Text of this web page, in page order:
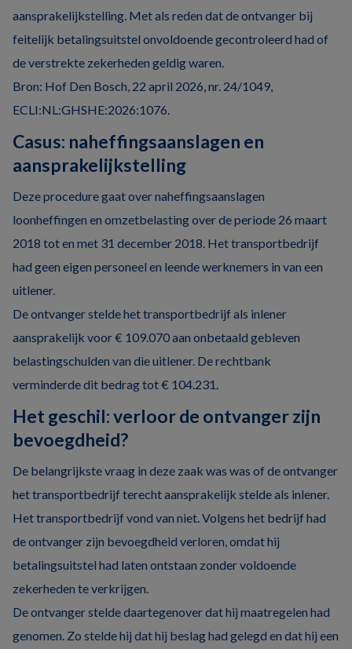
aansprakelijkstelling. Met als reden dat de ontvanger bij
feitelijk betalingsuitstel onvoldoende gecontroleerd had of
de verstrekte zekerheden geldig waren.
Bron: Hof Den Bosch, 22 april 2026, nr. 24/1049,
ECLI:NL:GHSHE:2026:1076.
Casus: naheffingsaanslagen en
aansprakelijkstelling
Deze procedure gaat over naheffingsaanslagen
loonheffingen en omzetbelasting over de periode 26 maart
2018 tot en met 31 december 2018. Het transportbedrijf
had geen eigen personeel en leende werknemers in van een
uitlener.
De ontvanger stelde het transportbedrijf als inlener
aansprakelijk voor € 109.070 aan onbetaald gebleven
belastingschulden van die uitlener. De rechtbank
verminderde dit bedrag tot € 104.231.
Het geschil: verloor de ontvanger zijn
bevoegdheid?
De belangrijkste vraag in deze zaak was was of de ontvanger
het transportbedrijf terecht aansprakelijk stelde als inlener.
Het transportbedrijf vond van niet. Volgens het bedrijf had
de ontvanger zijn bevoegdheid verloren, omdat hij
betalingsuitstel had laten ontstaan zonder voldoende
zekerheden te verkrijgen.
De ontvanger stelde daartegenover dat hij maatregelen had
genomen. Zo stelde hij dat hij beslag had gelegd en dat hij een